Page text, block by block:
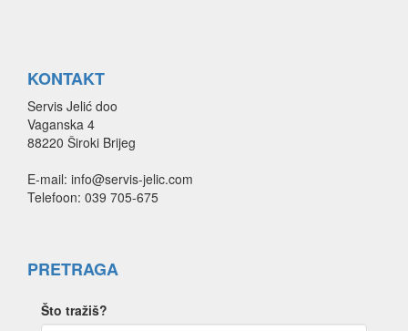
KONTAKT
Servis Jelić doo
Vaganska 4
88220 Široki Brijeg
E-mail: info@servis-jelic.com
Telefoon: 039 705-675
PRETRAGA
Što tražiš?